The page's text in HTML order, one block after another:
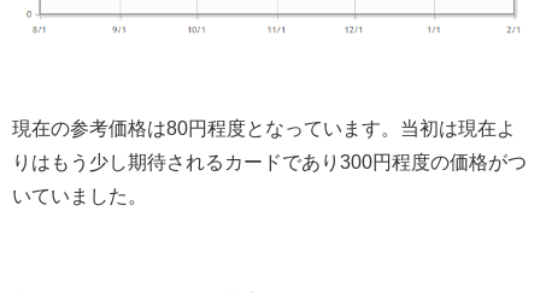
現在の参考価格は80円程度となっています。当初は現在よ
りはもう少し期待されるカードであり300円程度の価格がつ
いていました。